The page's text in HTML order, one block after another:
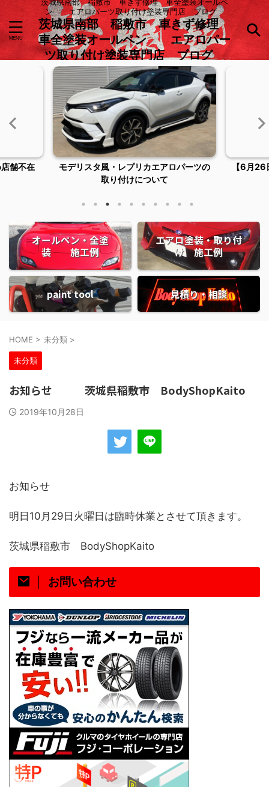
ン エアロパーツ取り付け塗装専門店 ブログ
茨城県南部 稲敷市 車きず修理
車全塗装オールペン エアロパー
ツ取り付け塗装専門店 ブログ
舗不在
モデリスタ風・レプリカエアロパーツの
取り付けについて
【6月
オールペン・全塗
装 施工例
エアロ塗装・取り付
け 施工例
paint tool 見積り・相談
HOME > 未分類 >
未分類
お知らせ 茨城県稲敷市 BodyShopKaito
2019年10月28日
お知らせ
明日10月29日火曜日は臨時休業とさせて頂きます。
茨城県稲敷市 BodyShopKaito
お問い合わせ